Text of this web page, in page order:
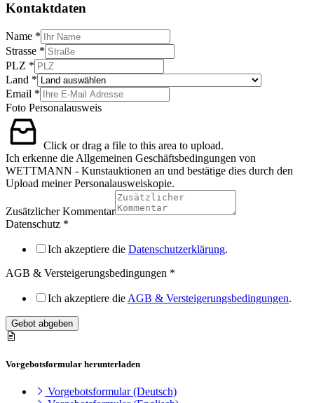
Kontaktdaten
Name *
Strasse *
PLZ *
Land *
Email *
Foto Personalausweis
Click or drag a file to this area to upload.
Ich erkenne die Allgemeinen Geschäftsbedingungen von
WETTMANN - Kunstauktionen an und bestätige dies durch den
Upload meiner Personalausweiskopie.
Zusätzlicher Kommentar
Datenschutz *
Ich akzeptiere die Datenschutzerklärung.
AGB & Versteigerungsbedingungen *
Ich akzeptiere die AGB & Versteigerungsbedingungen.
Gebot abgeben
Vorgebotsformular herunterladen
Vorgebotsformular (Deutsch)